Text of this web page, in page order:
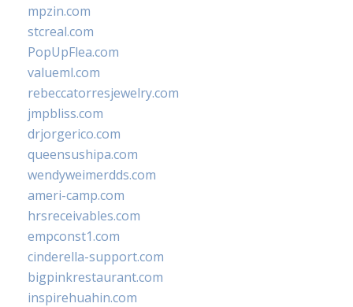
mpzin.com
stcreal.com
PopUpFlea.com
valueml.com
rebeccatorresjewelry.com
jmpbliss.com
drjorgerico.com
queensushipa.com
wendyweimerdds.com
ameri-camp.com
hrsreceivables.com
empconst1.com
cinderella-support.com
bigpinkrestaurant.com
inspirehuahin.com